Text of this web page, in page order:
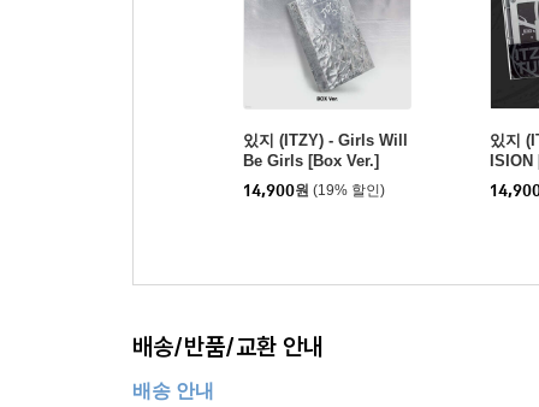
있지 (ITZY) - Girls Will
Be Girls [Box Ver.]
14,900원 (19% 할인)
있지
er.]
배송/반품/교환 안내
배송 안내